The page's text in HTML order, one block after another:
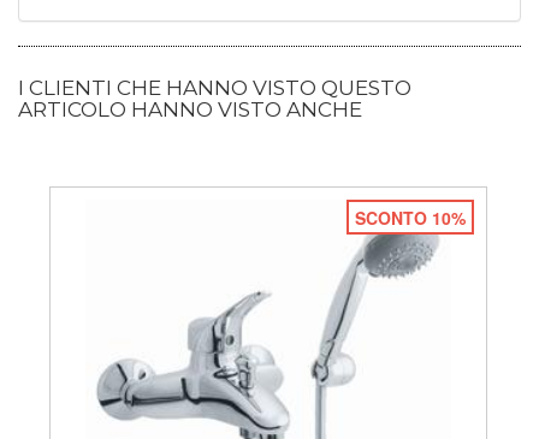
I CLIENTI CHE HANNO VISTO QUESTO
ARTICOLO HANNO VISTO ANCHE
SCONTO 10%